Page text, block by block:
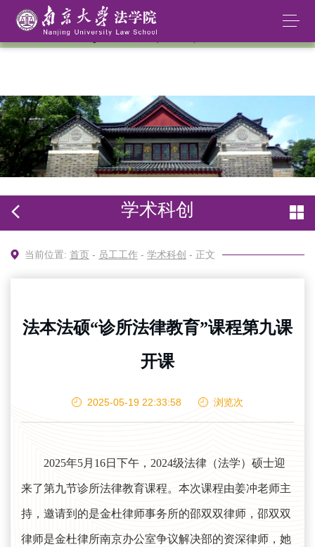
太阳成集团tyc234cc(中国)股份有限公司
学术科创
当前位置: 首页 - 员工工作 - 学术科创 - 正文
法本法硕“诊所法律教育”课程第九课
开课
2025-05-19 22:33:58 浏览次
2025年5月16日下午，2024级法律（法学）硕士迎
来了第九节诊所法律教育课程。本次课程由姜冲老师主
持，邀请到的是金杜律师事务所的邵双双律师，邵双双
律师是金杜律所南京办公室争议解决部的资深律师，她